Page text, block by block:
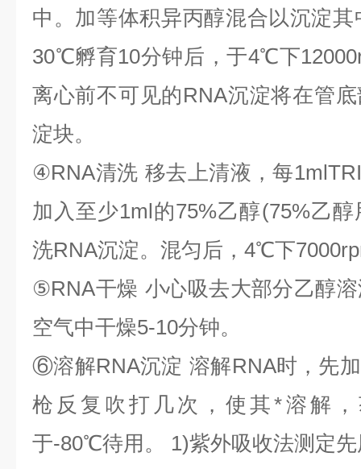
中。加等体积异丙醇混合以沉淀其
30℃孵育10分钟后，于4℃下
离心前不可见的RNA沉淀将在管
淀块。
④RNA清洗 移去上清液，每
加入至少1ml的75%乙醇(75%乙醇
洗RNA沉淀。混匀后， 4℃下
⑤RNA干燥 小心吸去大部分乙醇
空气中干燥5-10分钟。
⑥溶解RNA沉淀 溶解RNA时，先
枪反复吹打几次，使其*溶解
于-80℃待用。 1)紫外吸收法测定